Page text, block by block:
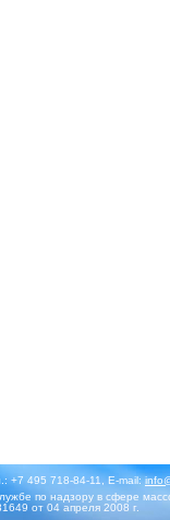
+7 495 718-84-11, E-mail:
по надзору в сфере
от 04 апреля 2008 г.